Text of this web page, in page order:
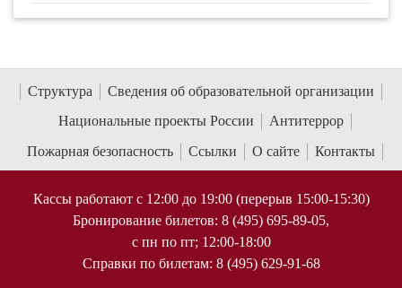
Структура
Сведения об образовательной организации
Национальные проекты России
Антитеррор
Пожарная безопасность
Ссылки О сайте Контакты
Кассы работают с 12:00 до 19:00 (перерыв 15:00-15:30)
Бронирование билетов: 8 (495) 695-89-05,
с пн по пт; 12:00-18:00
Справки по билетам: 8 (495) 629-91-68